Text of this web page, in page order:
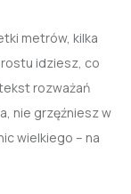
metrów, kilka
idziesz, co
rozważań
nie grzęźniesz w
wielkiego – na